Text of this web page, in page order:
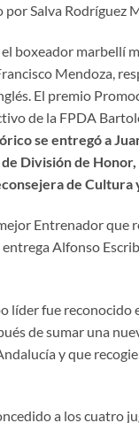
Salva Rodríguez
marbellí
Mendoza,
El premio
de la FPDA
se entregó a
División de
de Cultura
Entrenador que
Alfonso
líder fue
de sumar una
y que
a los cuatro